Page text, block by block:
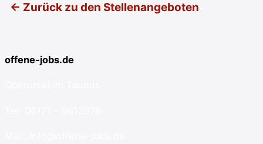
← Zurück zu den Stellenangeboten
offene-jobs.de